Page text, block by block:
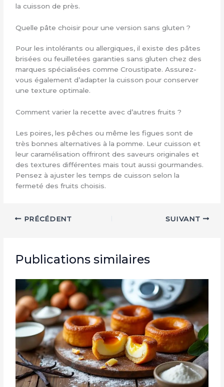
la cuisson de près.
Quelle pâte choisir pour une version sans gluten ?
Pour les intolérants ou allergiques, il existe des pâtes
brisées ou feuilletées garanties sans gluten chez des
marques spécialisées comme Croustipate. Assurez-
vous également d’adapter la cuisson pour conserver
une texture optimale.
Comment varier la recette avec d’autres fruits ?
Les poires, les pêches ou même les figues sont de
très bonnes alternatives à la pomme. Leur cuisson et
leur caramélisation offriront des saveurs originales et
des textures différentes mais tout aussi gourmandes.
Pensez à ajuster les temps de cuisson selon la
fermeté des fruits choisis.
PRÉCÉDENT SUIVANT
Publications similaires